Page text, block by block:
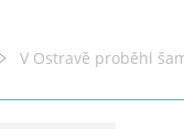
V Ostravě proběhl